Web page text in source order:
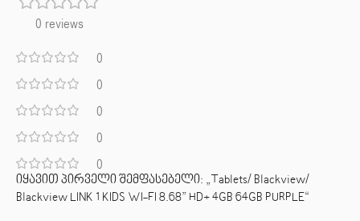
0 reviews
0
0
0
0
0
იყავით პირველი შემფასებელი: „Tablets/ Blackview/
Blackview LINK 1 KIDS WI-FI 8.68” HD+ 4GB 64GB PURPLE“